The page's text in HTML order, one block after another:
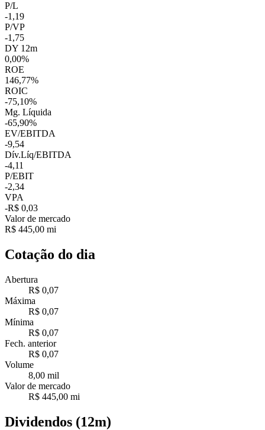
P/L
-1,19
P/VP
-1,75
DY 12m
0,00%
ROE
146,77%
ROIC
-75,10%
Mg. Líquida
-65,90%
EV/EBITDA
-9,54
Dív.Líq/EBITDA
-4,11
P/EBIT
-2,34
VPA
-R$ 0,03
Valor de mercado
R$ 445,00 mi
Cotação do dia
Abertura
R$ 0,07
Máxima
R$ 0,07
Mínima
R$ 0,07
Fech. anterior
R$ 0,07
Volume
8,00 mil
Valor de mercado
R$ 445,00 mi
Dividendos (12m)